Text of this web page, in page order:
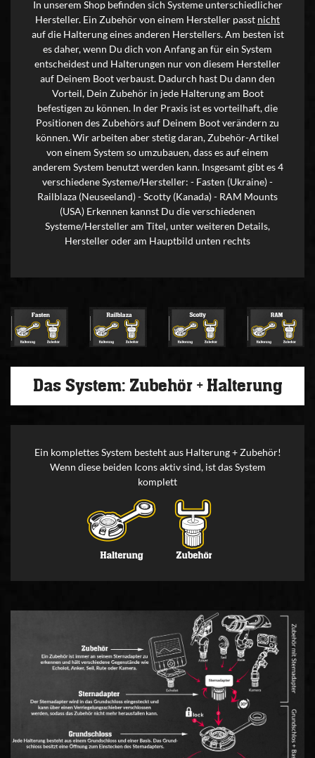
In unserem Shop befinden sich Systeme unterschiedlicher
Hersteller. Ein Zubehör von einem Hersteller passt nicht
auf die Halterung eines anderen Herstellers. Am besten ist
es daher, wenn Du dich von Anfang an für ein System
entscheidest und Halterungen nur von diesem Hersteller
auf Deinem Boot verbaust. Dadurch hast Du dann den
Vorteil, Dein Zubehör in jede Halterung am Boot
befestigen zu können. In der Praxis ist es vorteilhaft, die
Positionen des Zubehörs auf Deinem Boot verändern zu
können. Wir arbeiten aber stetig daran, Zubehör-Artikel
von einem System so umzubauen, dass es auf einem
anderem System benutzt werden kann. Insgesamt gibt es 4
verschiedene Systeme/Hersteller: - Fasten (Ukraine) -
Railblaza (Neuseeland) - Scotty (Kanada) - RAM Mounts
(USA) Erkennen kannst Du die verschiedenen
Systeme/Hersteller am Titel, unter weiteren Details,
Hersteller oder am Hauptbild unten rechts
Das System: Zubehör + Halterung
Ein komplettes System besteht aus Halterung + Zubehör!
Wenn diese beiden Icons aktiv sind, ist das System
komplett